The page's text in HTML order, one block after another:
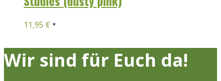
11,95 € *
Wir sind für Euch da!